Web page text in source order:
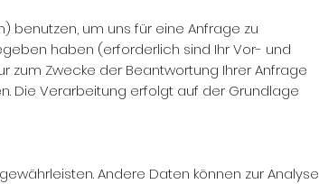
) benutzen, um uns für eine Anfrage zu
haben (erforderlich sind Ihr Vor- und
zum Zwecke der Beantwortung Ihrer Anfrage
Die Verarbeitung erfolgt auf der Grundlage
Andere Daten können zur Analyse